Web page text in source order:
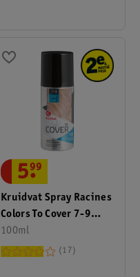
Kruidvat Spray Racines
Colors To Cover 7-9
Blond Foncé
100ml
5.
99
17